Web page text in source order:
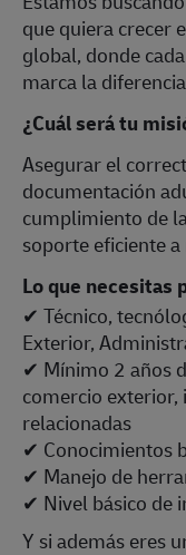
que quiera crecer
global, donde
marca la
¿Cuál será tu
Asegurar el
documentación
cumplimiento de
soporte eficiente
Lo que necesitas
✔ Técnico,
Exterior,
✔ Mínimo 2 años
comercio exterior,
relacionadas
✔ Conocimientos
✔ Manejo de
✔ Nivel básico de
Y si además eres